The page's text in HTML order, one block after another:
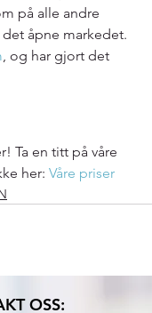
på alle andre
åpne markedet.
, og har gjort det
Ta en titt på våre
her: Våre priser
OSS: